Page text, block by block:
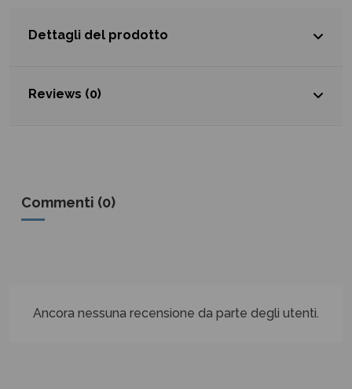
Dettagli del prodotto
Reviews (0)
Commenti (0)
Ancora nessuna recensione da parte degli utenti.